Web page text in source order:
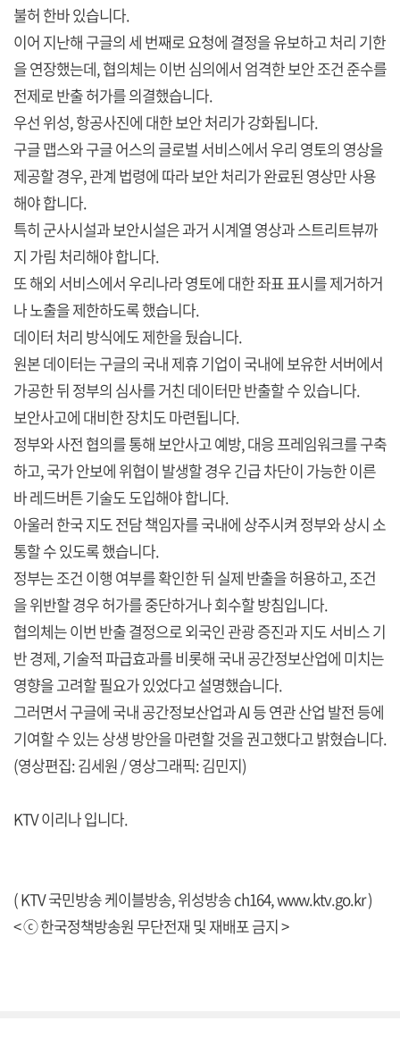
불허 한바 있습니다.
이어 지난해 구글의 세 번째로 요청에 결정을 유보하고 처리 기한
을 연장했는데, 협의체는 이번 심의에서 엄격한 보안 조건 준수를
전제로 반출 허가를 의결했습니다.
우선 위성, 항공사진에 대한 보안 처리가 강화됩니다.
구글 맵스와 구글 어스의 글로벌 서비스에서 우리 영토의 영상을
제공할 경우, 관계 법령에 따라 보안 처리가 완료된 영상만 사용
해야 합니다.
특히 군사시설과 보안시설은 과거 시계열 영상과 스트리트뷰까
지 가림 처리해야 합니다.
또 해외 서비스에서 우리나라 영토에 대한 좌표 표시를 제거하거
나 노출을 제한하도록 했습니다.
데이터 처리 방식에도 제한을 뒀습니다.
원본 데이터는 구글의 국내 제휴 기업이 국내에 보유한 서버에서
가공한 뒤 정부의 심사를 거친 데이터만 반출할 수 있습니다.
보안사고에 대비한 장치도 마련됩니다.
정부와 사전 협의를 통해 보안사고 예방, 대응 프레임워크를 구축
하고, 국가 안보에 위협이 발생할 경우 긴급 차단이 가능한 이른
바 레드버튼 기술도 도입해야 합니다.
아울러 한국 지도 전담 책임자를 국내에 상주시켜 정부와 상시 소
통할 수 있도록 했습니다.
정부는 조건 이행 여부를 확인한 뒤 실제 반출을 허용하고, 조건
을 위반할 경우 허가를 중단하거나 회수할 방침입니다.
협의체는 이번 반출 결정으로 외국인 관광 증진과 지도 서비스 기
반 경제, 기술적 파급효과를 비롯해 국내 공간정보산업에 미치는
영향을 고려할 필요가 있었다고 설명했습니다.
그러면서 구글에 국내 공간정보산업과 AI 등 연관 산업 발전 등에
기여할 수 있는 상생 방안을 마련할 것을 권고했다고 밝혔습니다.
(영상편집: 김세원 / 영상그래픽: 김민지)
KTV 이리나 입니다.
( KTV 국민방송 케이블방송, 위성방송 ch164,www.ktv.go.kr)
< ⓒ 한국정책방송원 무단전재 및 재배포 금지 >